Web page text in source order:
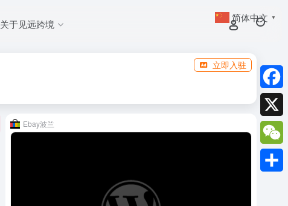
关于见远跨境
立即入驻
Ebay波兰
X
简体中文 ▼